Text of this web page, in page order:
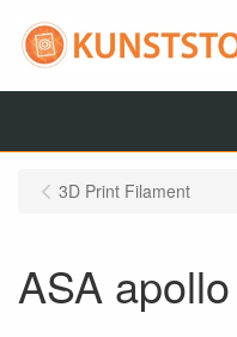
3D Print Filament
ASA